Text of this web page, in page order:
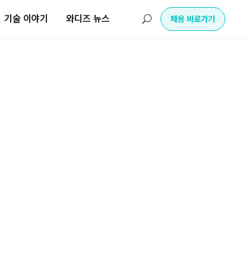
기술 이야기 와디즈 뉴스 U 채용 바로가기